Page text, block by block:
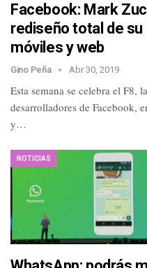
Facebook: Mark
rediseño total de
móviles y web
Gino Peña Abr 30, 2019
Esta semana se celebra el F8,
desarrolladores de Facebook,
y…
NOTICIAS